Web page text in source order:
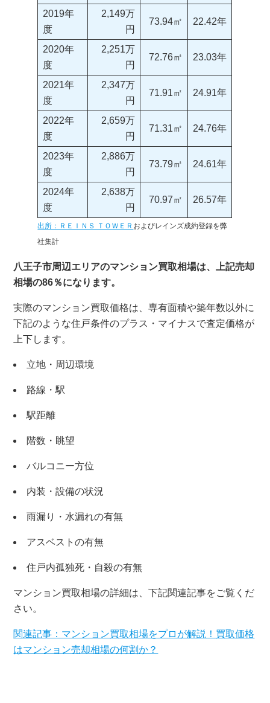
×
無料査定・売却相談
10時～18時/水曜日定休
2019年
度
2,149万
円
73.94㎡ 22.42年
2020年
度
2,251万
円
72.76㎡ 23.03年
2021年
度
2,347万
円
71.91㎡ 24.91年
2022年
度
2,659万
円
71.31㎡ 24.76年
2023年
度
2,886万
円
73.79㎡ 24.61年
2024年
度
2,638万
円
70.97㎡ 26.57年
出所：ＲＥＩＮＳ ＴＯＷＥＲ およびレインズ成約登録を弊
社集計
八王子市周辺エリアのマンション買取相場は、上記売却
相場の86％になります。
実際のマンション買取価格は、専有面積や築年数以外に
下記のような住戸条件のプラス・マイナスで査定価格が
上下します。
立地・周辺環境
路線・駅
駅距離
階数・眺望
バルコニー方位
内装・設備の状況
雨漏り・水漏れの有無
アスベストの有無
住戸内孤独死・自殺の有無
マンション買取相場の詳細は、下記関連記事をご覧くだ
さい。
関連記事：マンション買取相場をプロが解説！買取価格
はマンション売却相場の何割か？